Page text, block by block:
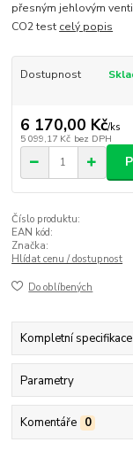
přesným jehlovým
CO2 test celý popis
Dostupnost
6 170,00 Kč/ks
5 099,17 Kč bez DPH
Číslo produktu:
EAN kód:
Značka:
Hlídat cenu / dostupnost
Do oblíbených
Kompletní specifikace
Parametry
Komentáře 0